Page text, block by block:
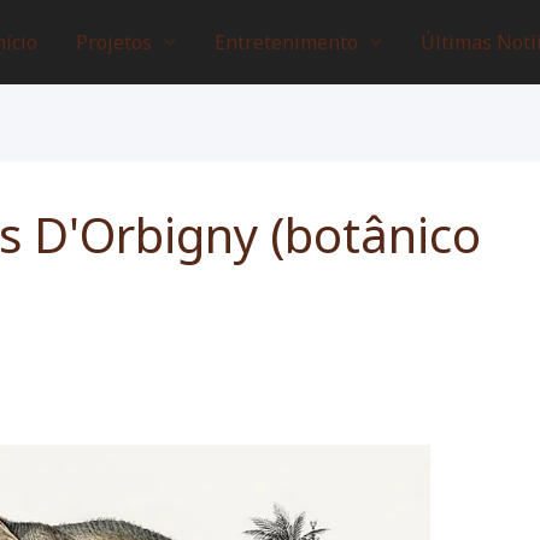
Projetos Entretenimento Últimas
D'Orbigny (botânico